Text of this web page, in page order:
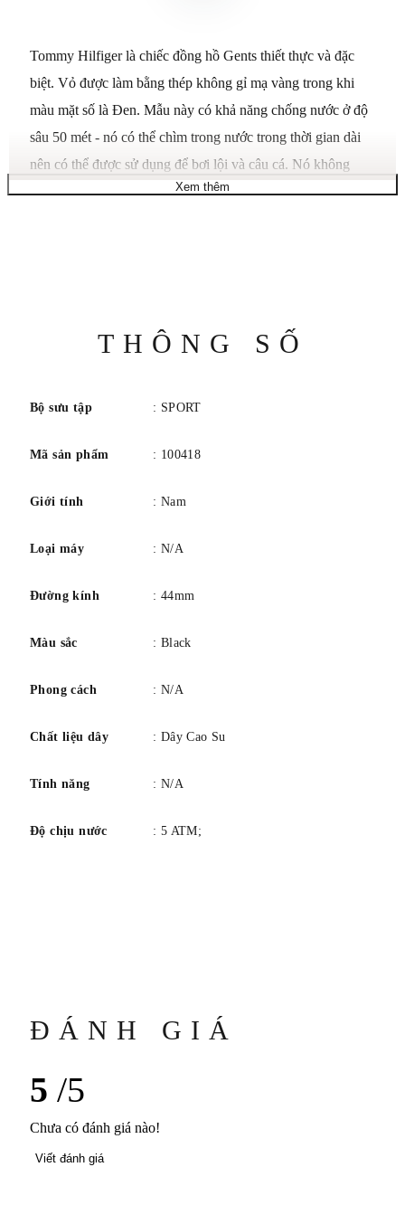
Tommy Hilfiger là chiếc đồng hồ Gents thiết thực và đặc
biệt. Vỏ được làm bằng thép không gỉ mạ vàng trong khi
màu mặt số là Đen. Mẫu này có khả năng chống nước ở độ
sâu 50 mét - nó có thể chìm trong nước trong thời gian dài
nên có thể được sử dụng để bơi lội và câu cá. Nó không
được khuyến khích cho các môn thể thao dưới nước có tác
Xem thêm
THÔNG SỐ
Bộ sưu tập : SPORT
Mã sản phẩm : 100418
Giới tính : Nam
Loại máy : N/A
Đường kính : 44mm
Màu sắc : Black
Phong cách : N/A
Chất liệu dây : Dây Cao Su
Tính năng : N/A
Độ chịu nước : 5 ATM;
ĐÁNH GIÁ
5 /5
Chưa có đánh giá nào!
Viết đánh giá